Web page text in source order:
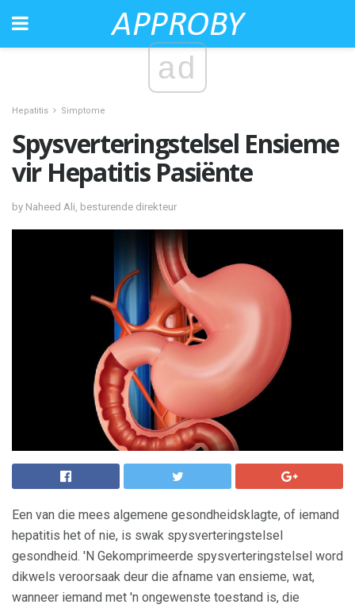
ad
Hepatitis Simptome
Spysverteringstelsel Ensieme
vir Hepatitis Pasiënte
by Naheed Ali, besturende direkteur
Een van die mees algemene gesondheidsklagte, of iemand
hepatitis het of nie, is swak spysverteringstelsel
gesondheid. 'N Gekomprimeerde spysverteringstelsel word
dikwels veroorsaak deur die afname van ensieme, wat,
wanneer iemand met 'n ongewenste toestand is, die